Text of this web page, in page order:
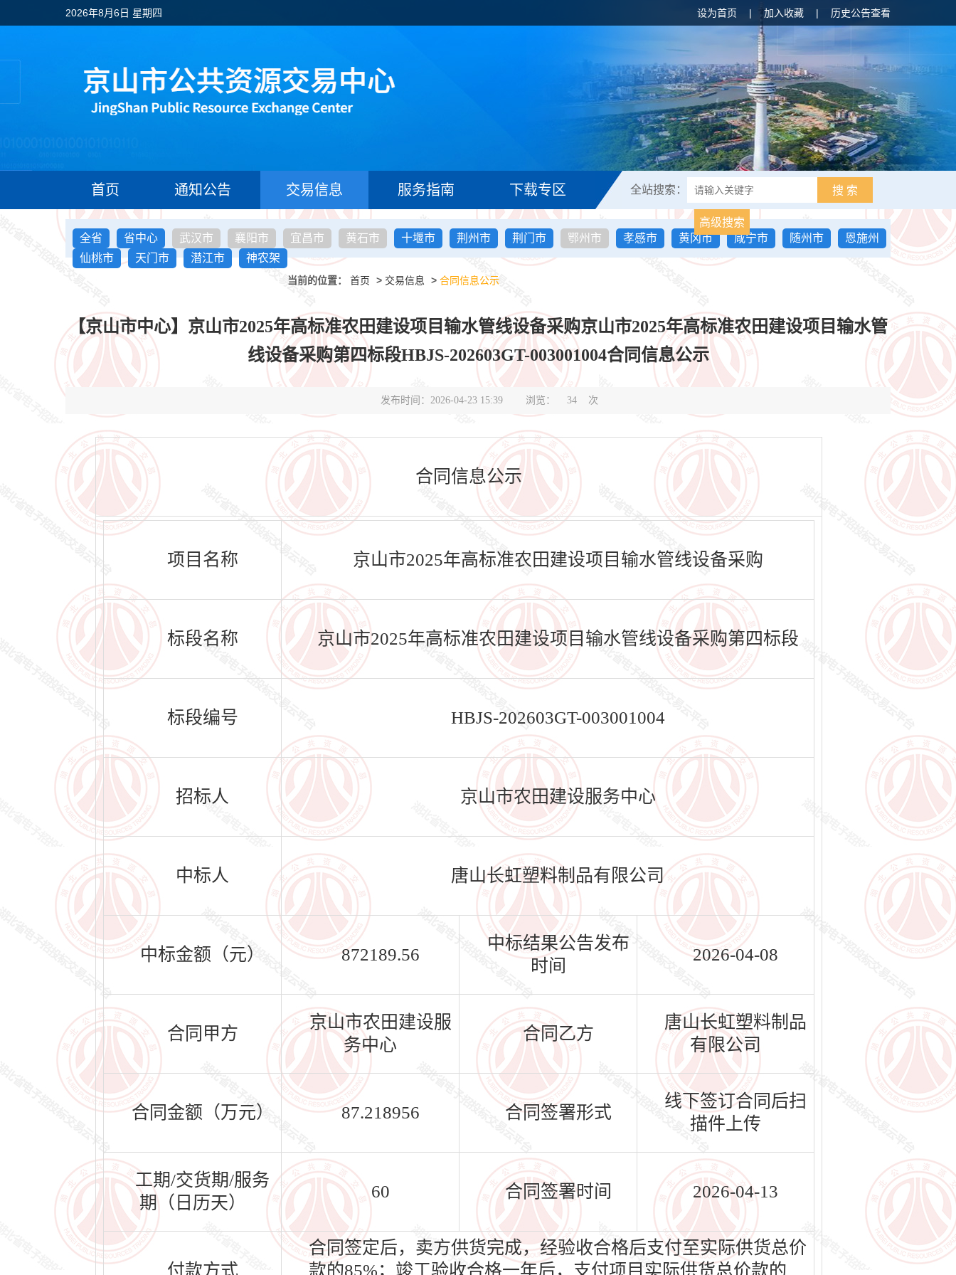
2026年8月6日 星期四 设为首页 | 加入收藏 | 历史公告查看
首页 通知公告 交易信息 服务指南 下载专区 全站搜索： 搜 索
高级搜索
全省
省中心 武汉市 襄阳市 宜昌市 黄石市 十堰市 荆州市 荆门市 鄂州市 孝感市 黄冈市 咸宁市 随州市
恩施州
仙桃市
天门市 潜江市 神农架
当前的位置： 首页 > 交易信息 > 合同信息公示
【京山市中心】京山市2025年高标准农田建设项目输水管线设备采购京山市2025年高标准农田建设项目输水管
线设备采购第四标段HBJS-202603GT-003001004合同信息公示
发布时间：2026-04-23 15:39 浏览： 34 次
合同信息公示
项目名称 京山市2025年高标准农田建设项目输水管线设备采购
标段名称 京山市2025年高标准农田建设项目输水管线设备采购第四标段
标段编号 HBJS-202603GT-003001004
招标人 京山市农田建设服务中心
中标人 唐山长虹塑料制品有限公司
中标金额（元） 872189.56
中标结果公告发布
时间
2026-04-08
合同甲方
京山市农田建设服
务中心
合同乙方
唐山长虹塑料制品
有限公司
合同金额（万元） 87.218956 合同签署形式
线下签订合同后扫
描件上传
工期/交货期/服务
期（日历天）
60 合同签署时间 2026-04-13
付款方式
合同签定后，卖方供货完成，经验收合格后支付至实际供货总价
款的85%；竣工验收合格一年后，支付项目实际供货总价款的